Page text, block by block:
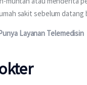
sakit sebelum datang
Layanan Telemedisin